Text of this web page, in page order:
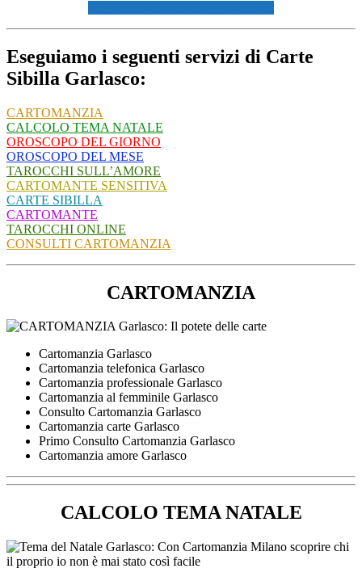
Eseguiamo i seguenti servizi di Carte
Sibilla Garlasco:
CARTOMANZIA
CALCOLO TEMA NATALE
OROSCOPO DEL GIORNO
OROSCOPO DEL MESE
TAROCCHI SULL’AMORE
CARTOMANTE SENSITIVA
CARTE SIBILLA
CARTOMANTE
TAROCCHI ONLINE
CONSULTI CARTOMANZIA
CARTOMANZIA
Cartomanzia Garlasco
Cartomanzia telefonica Garlasco
Cartomanzia professionale Garlasco
Cartomanzia al femminile Garlasco
Consulto Cartomanzia Garlasco
Cartomanzia carte Garlasco
Primo Consulto Cartomanzia Garlasco
Cartomanzia amore Garlasco
CALCOLO TEMA NATALE